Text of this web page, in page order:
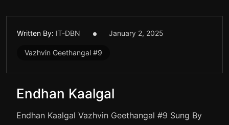
Written By: IT-DBN January 2, 2025
Vazhvin Geethangal #9
Endhan Kaalgal
Endhan Kaalgal Vazhvin Geethangal #9 Sung By